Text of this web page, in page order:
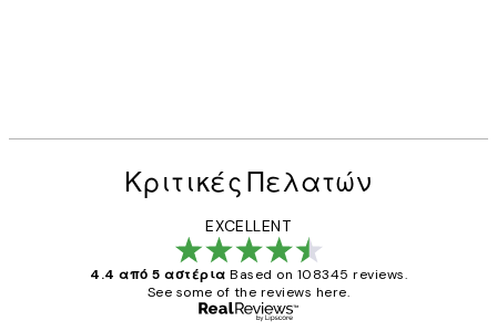
Κριτικές Πελατών
EXCELLENT
4.4 από 5 αστέρια Based on 108345 reviews.
See some of the reviews here.